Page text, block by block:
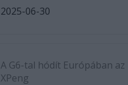
2025-06-30
A G6-tal hódít Európában az
XPeng